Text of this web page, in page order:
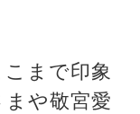
まで印象
や敬宮愛